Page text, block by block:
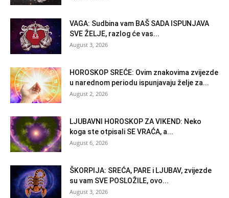
VAGA: Sudbina vam BAŠ SADA ISPUNJAVA
SVE ŽELJE, razlog će vas...
August 3, 2026
HOROSKOP SREĆE: Ovim znakovima zvijezde
u narednom periodu ispunjavaju želje za...
August 2, 2026
LJUBAVNI HOROSKOP ZA VIKEND: Neko
koga ste otpisali SE VRAĆA, a...
August 6, 2026
ŠKORPIJA: SREĆA, PARE i LJUBAV, zvijezde
su vam SVE POSLOŽILE, ovo...
August 3, 2026